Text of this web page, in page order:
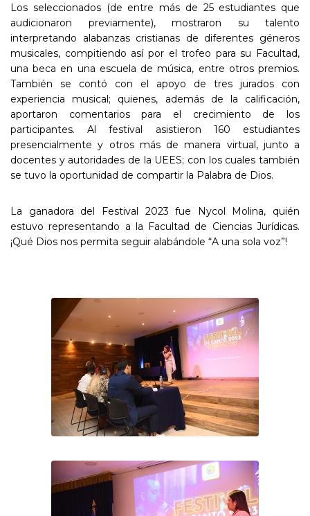
Los seleccionados (de entre más de 25 estudiantes que
audicionaron previamente), mostraron su talento
interpretando alabanzas cristianas de diferentes géneros
musicales, compitiendo así por el trofeo para su Facultad,
una beca en una escuela de música, entre otros premios.
También se contó con el apoyo de tres jurados con
experiencia musical; quienes, además de la calificación,
aportaron comentarios para el crecimiento de los
participantes. Al festival asistieron 160 estudiantes
presencialmente y otros más de manera virtual, junto a
docentes y autoridades de la UEES; con los cuales también
se tuvo la oportunidad de compartir la Palabra de Dios.
La ganadora del Festival 2023 fue Nycol Molina, quién
estuvo representando a la Facultad de Ciencias Jurídicas.
¡Qué Dios nos permita seguir alabándole “A una sola voz”!